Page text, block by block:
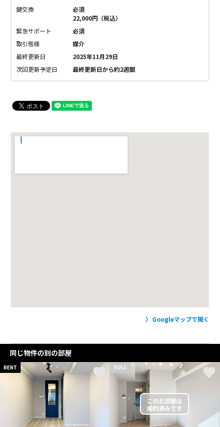
鍵交換
必須
22,000円（税込）
緊急サポート
必須
取引態様
媒介
最終更新日
2025年11月29日
次回更新予定日
最終更新日から約2週間
Googleマップで開く
同じ物件の別の部屋
RENT FULL